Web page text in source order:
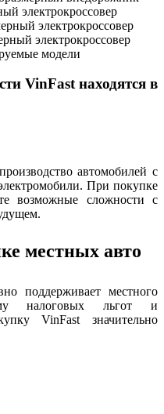
электрокроссовер
электрокроссовер
электрокроссовер
модели
VinFast находятся в
автомобилей с
При покупке
возможные сложности с
местных авто
поддерживает местного
налоговых льгот и
VinFast значительно